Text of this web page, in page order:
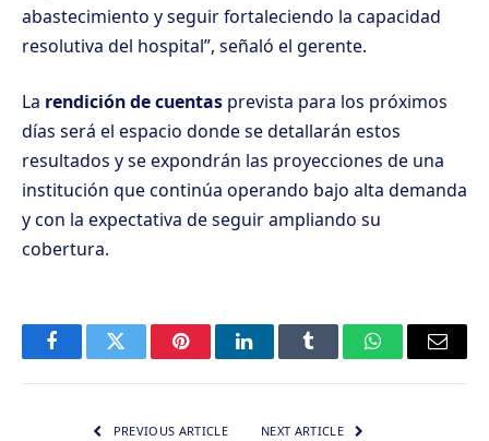
abastecimiento y seguir fortaleciendo la capacidad
resolutiva del hospital”, señaló el gerente.
La rendición de cuentas prevista para los próximos
días será el espacio donde se detallarán estos
resultados y se expondrán las proyecciones de una
institución que continúa operando bajo alta demanda
y con la expectativa de seguir ampliando su
cobertura.
FacebookTwitter PinterestLinkedInTumblr WhatsAppEmail
PREVIOUS ARTICLE NEXT ARTICLE